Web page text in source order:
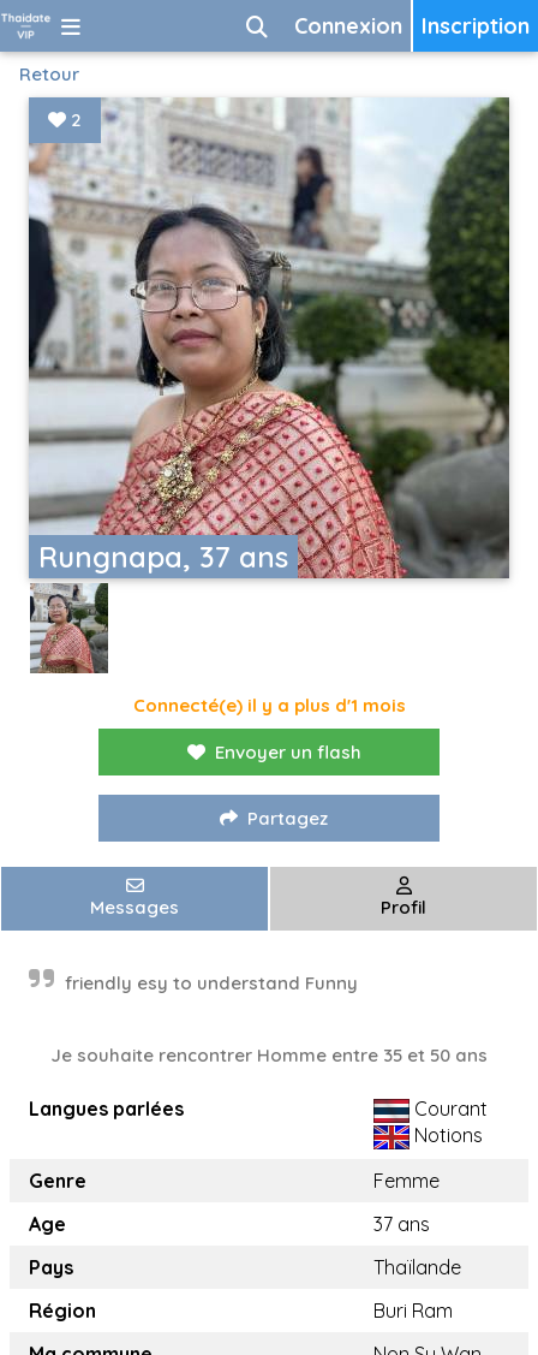
Inscription
Connexion
Retour
Rungnapa, 37 ans
2
Connecté(e) il y a plus d'1 mois
Envoyer un flash
Partagez
Messages Profil
friendly esy to understand Funny
Je souhaite rencontrer Homme entre 35 et 50 ans
Langues parlées
Courant
Notions
Genre
Femme
Age
37 ans
Pays
Thaïlande
Région
Buri Ram